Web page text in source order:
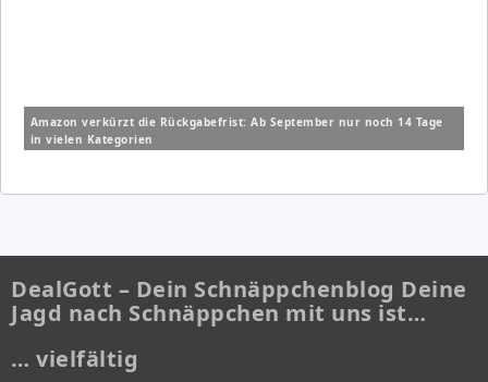
Amazon verkürzt die Rückgabefrist: Ab September nur noch 14 Tage
in vielen Kategorien
DealGott – Dein Schnäppchenblog Deine
Jagd nach Schnäppchen mit uns ist…
… vielfältig